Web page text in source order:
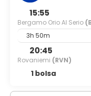
15:55
Bergamo Orio Al Serio
3h 50m
20:45
Rovaniemi (RVN)
1 bolsa